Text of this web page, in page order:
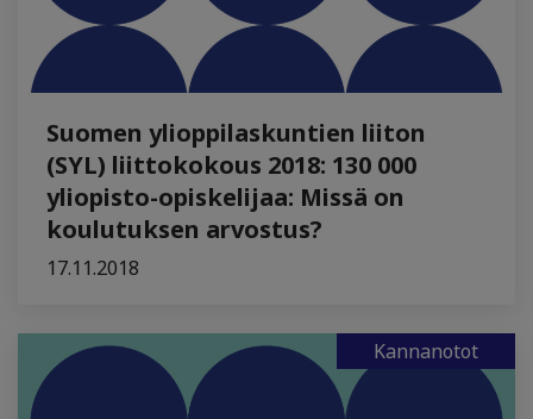
Suomen ylioppilaskuntien liiton
(SYL) liittokokous 2018: 130 000
yliopisto-opiskelijaa: Missä on
koulutuksen arvostus?
17.11.2018
Kannanotot